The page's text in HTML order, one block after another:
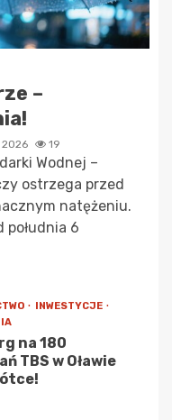
–
2026 19
Wodnej –
ostrzega przed
natężeniu.
6
INWESTYCJE
na 180
TBS w Oławie